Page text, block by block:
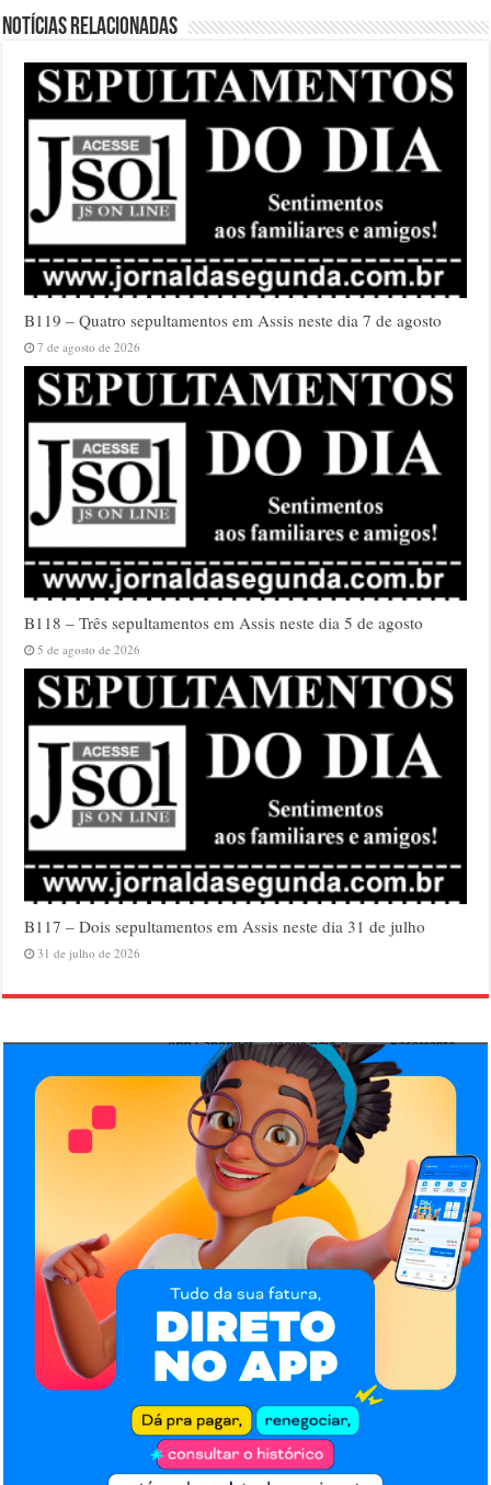
Notícias relacionadas
B119 – Quatro sepultamentos em Assis neste dia 7 de agosto
7 de agosto de 2026
B118 – Três sepultamentos em Assis neste dia 5 de agosto
5 de agosto de 2026
B117 – Dois sepultamentos em Assis neste dia 31 de julho
31 de julho de 2026